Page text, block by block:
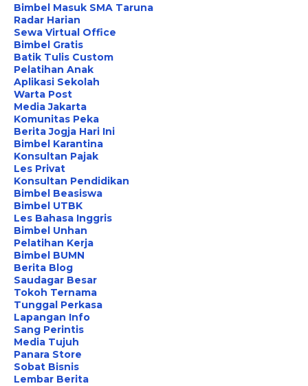
Bimbel Masuk SMA Taruna
Radar Harian
Sewa Virtual Office
Bimbel Gratis
Batik Tulis Custom
Pelatihan Anak
Aplikasi Sekolah
Warta Post
Media Jakarta
Komunitas Peka
Berita Jogja Hari Ini
Bimbel Karantina
Konsultan Pajak
Les Privat
Konsultan Pendidikan
Bimbel Beasiswa
Bimbel UTBK
Les Bahasa Inggris
Bimbel Unhan
Pelatihan Kerja
Bimbel BUMN
Berita Blog
Saudagar Besar
Tokoh Ternama
Tunggal Perkasa
Lapangan Info
Sang Perintis
Media Tujuh
Panara Store
Sobat Bisnis
Lembar Berita